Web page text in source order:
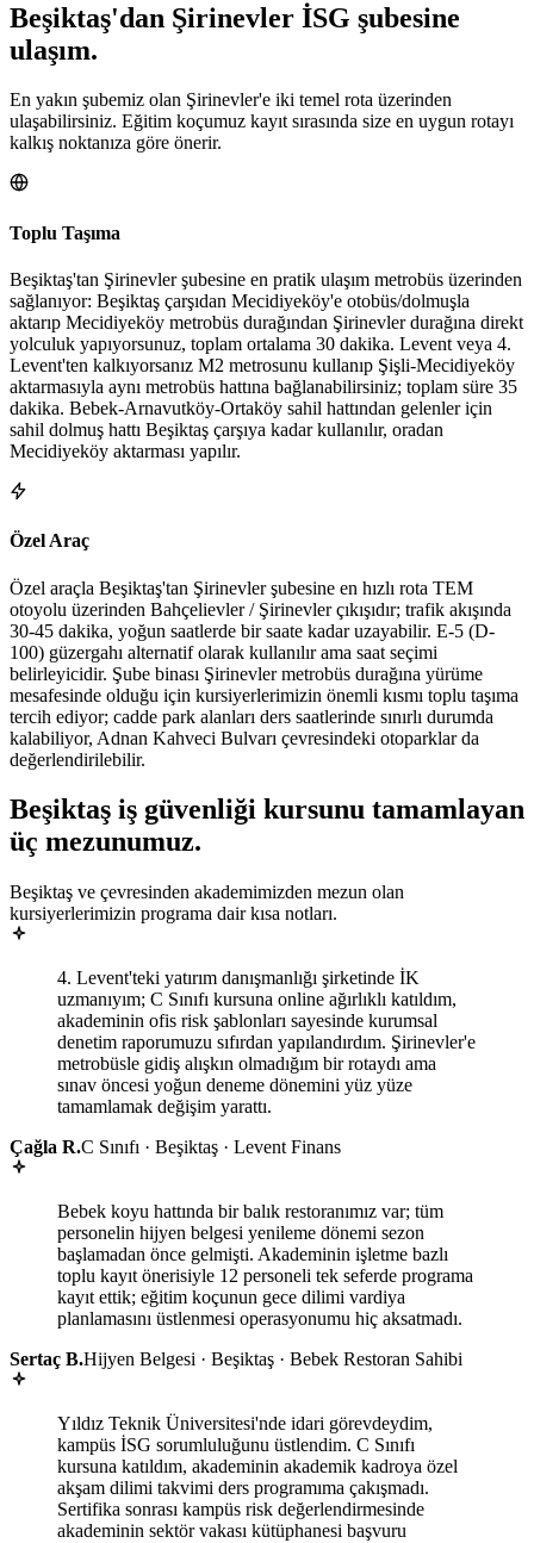
Beşiktaş'dan Şirinevler İSG şubesine
ulaşım.
En yakın şubemiz olan Şirinevler'e iki temel rota üzerinden
ulaşabilirsiniz. Eğitim koçumuz kayıt sırasında size en uygun rotayı
kalkış noktanıza göre önerir.
Toplu Taşıma
Beşiktaş'tan Şirinevler şubesine en pratik ulaşım metrobüs üzerinden
sağlanıyor: Beşiktaş çarşıdan Mecidiyeköy'e otobüs/dolmuşla
aktarıp Mecidiyeköy metrobüs durağından Şirinevler durağına direkt
yolculuk yapıyorsunuz, toplam ortalama 30 dakika. Levent veya 4.
Levent'ten kalkıyorsanız M2 metrosunu kullanıp Şişli-Mecidiyeköy
aktarmasıyla aynı metrobüs hattına bağlanabilirsiniz; toplam süre 35
dakika. Bebek-Arnavutköy-Ortaköy sahil hattından gelenler için
sahil dolmuş hattı Beşiktaş çarşıya kadar kullanılır, oradan
Mecidiyeköy aktarması yapılır.
Özel Araç
Özel araçla Beşiktaş'tan Şirinevler şubesine en hızlı rota TEM
otoyolu üzerinden Bahçelievler / Şirinevler çıkışıdır; trafik akışında
30-45 dakika, yoğun saatlerde bir saate kadar uzayabilir. E-5 (D-
100) güzergahı alternatif olarak kullanılır ama saat seçimi
belirleyicidir. Şube binası Şirinevler metrobüs durağına yürüme
mesafesinde olduğu için kursiyerlerimizin önemli kısmı toplu taşıma
tercih ediyor; cadde park alanları ders saatlerinde sınırlı durumda
kalabiliyor, Adnan Kahveci Bulvarı çevresindeki otoparklar da
değerlendirilebilir.
Beşiktaş iş güvenliği kursunu tamamlayan
üç mezunumuz.
Beşiktaş ve çevresinden akademimizden mezun olan
kursiyerlerimizin programa dair kısa notları.
4. Levent'teki yatırım danışmanlığı şirketinde İK
uzmanıyım; C Sınıfı kursuna online ağırlıklı katıldım,
akademinin ofis risk şablonları sayesinde kurumsal
denetim raporumuzu sıfırdan yapılandırdım. Şirinevler'e
metrobüsle gidiş alışkın olmadığım bir rotaydı ama
sınav öncesi yoğun deneme dönemini yüz yüze
tamamlamak değişim yarattı.
Çağla R.C Sınıfı · Beşiktaş · Levent Finans
Bebek koyu hattında bir balık restoranımız var; tüm
personelin hijyen belgesi yenileme dönemi sezon
başlamadan önce gelmişti. Akademinin işletme bazlı
toplu kayıt önerisiyle 12 personeli tek seferde programa
kayıt ettik; eğitim koçunun gece dilimi vardiya
planlamasını üstlenmesi operasyonumu hiç aksatmadı.
Sertaç B.Hijyen Belgesi · Beşiktaş · Bebek Restoran Sahibi
Yıldız Teknik Üniversitesi'nde idari görevdeydim,
kampüs İSG sorumluluğunu üstlendim. C Sınıfı
kursuna katıldım, akademinin akademik kadroya özel
akşam dilimi takvimi ders programıma çakışmadı.
Sertifika sonrası kampüs risk değerlendirmesinde
akademinin sektör vakası kütüphanesi başvuru